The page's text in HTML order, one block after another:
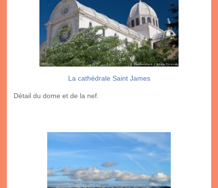
La cathédrale Saint James
Détail du dome et de la nef.